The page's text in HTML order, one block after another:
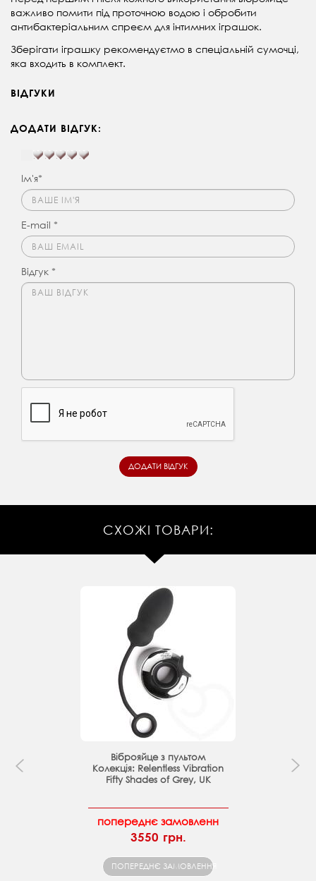
важливо помити під проточною водою і обробити
антибактеріальним спреєм для інтимних іграшок.
Зберігати іграшку рекомендуєтмо в спеціальній сумочці,
яка входить в комплект.
ВІДГУКИ
ДОДАТИ ВІДГУК:
Ім'я*
E-mail *
Відгук *
СХОЖІ ТОВАРИ:
Віброяйце з пультом
Колекція: Relentless Vibration
Fifty Shades of Grey, UK
попереднє замовленн
3550 грн.
ПОПЕРЕДНЄ ЗАМОВЛЕННЯ